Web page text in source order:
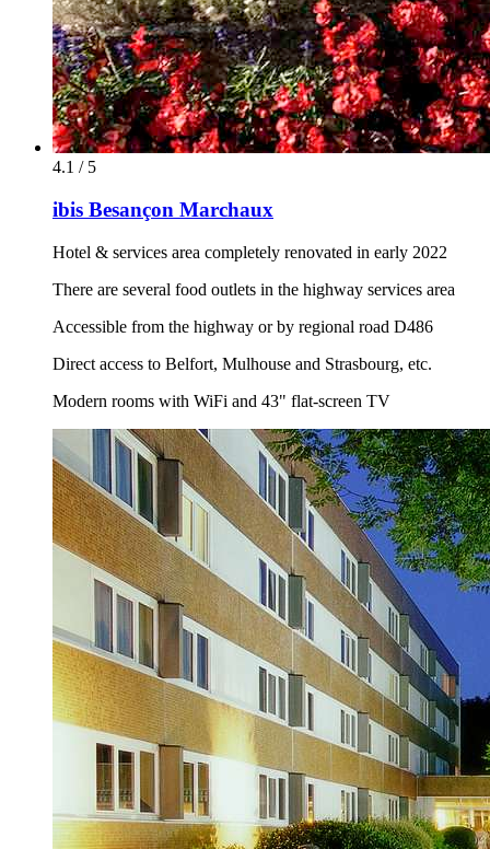
4.1 / 5
ibis Besançon Marchaux
Hotel & services area completely renovated in early 2022
There are several food outlets in the highway services area
Accessible from the highway or by regional road D486
Direct access to Belfort, Mulhouse and Strasbourg, etc.
Modern rooms with WiFi and 43" flat-screen TV